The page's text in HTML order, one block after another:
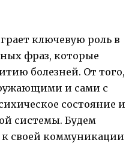
ключевую роль в
фраз, которые
болезней. От того,
и сами с
состояние и
системы. Будем
своей коммуникации